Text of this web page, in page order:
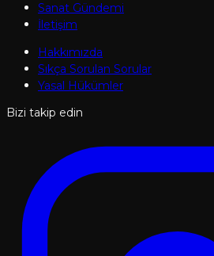
Sanat Gündemi
İletişim
Hakkımızda
Sıkça Sorulan Sorular
Yasal Hükümler
Bizi takip edin